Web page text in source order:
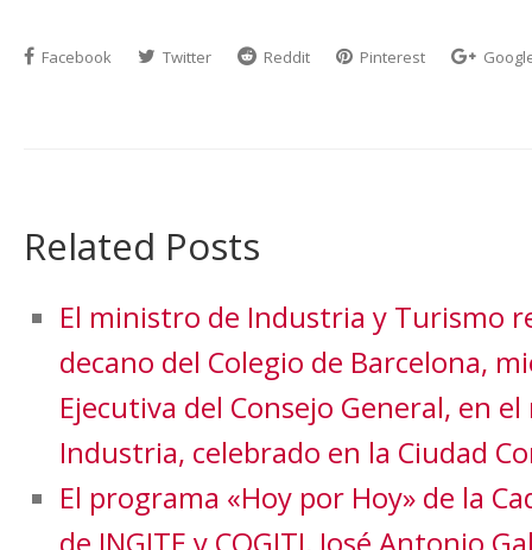
Facebook Twitter Reddit Pinterest
Related Posts
El ministro de Industria y Turismo
decano del Colegio de Barcelona,
Ejecutiva del Consejo General, en
Industria, celebrado en la Ciudad
El programa «Hoy por Hoy» de la